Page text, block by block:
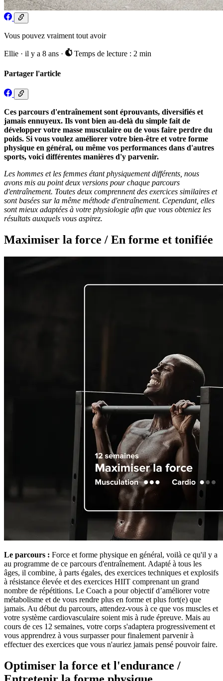
Vous pouvez vraiment tout avoir
Ellie · il y a 8 ans · Temps de lecture : 2 min
Partager l'article
Ces parcours d'entraînement sont éprouvants, diversifiés et
jamais ennuyeux. Ils vont bien au-delà du simple fait de
développer votre masse musculaire ou de vous faire perdre du
poids. Si vous voulez améliorer votre bien-être et votre forme
physique en général, ou même vos performances dans d'autres
sports, voici différentes manières d'y parvenir.
Les hommes et les femmes étant physiquement différents, nous
avons mis au point deux versions pour chaque parcours
d'entraînement. Toutes deux comprennent des exercices similaires et
sont basées sur la même méthode d'entraînement. Cependant, elles
sont mieux adaptées à votre physiologie afin que vous obteniez les
résultats auxquels vous aspirez.
Maximiser la force / En forme et tonifiée
Le parcours : Force et forme physique en général, voilà ce qu'il y a
au programme de ce parcours d'entraînement. Adapté à tous les
âges, il combine, à parts égales, des exercices techniques et explosifs
à résistance élevée et des exercices HIIT comprenant un grand
nombre de répétitions. Le Coach a pour objectif d’améliorer votre
métabolisme et de vous rendre plus en forme et plus fort(e) que
jamais. Au début du parcours, attendez-vous à ce que vos muscles et
votre système cardiovasculaire soient mis à rude épreuve. Mais au
cours de ces 12 semaines, votre corps s'adaptera progressivement et
vous apprendrez à vous surpasser pour finalement parvenir à
effectuer des exercices que vous n'auriez jamais pensé pouvoir faire.
Optimiser la force et l'endurance /